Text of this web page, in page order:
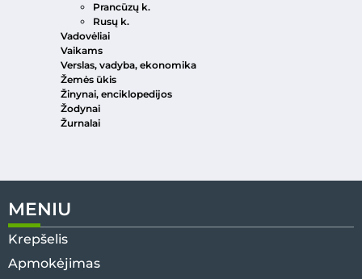
Prancūzų k.
Rusų k.
Vadovėliai
Vaikams
Verslas, vadyba, ekonomika
Žemės ūkis
Žinynai, enciklopedijos
Žodynai
Žurnalai
MENIU
Krepšelis
Apmokėjimas